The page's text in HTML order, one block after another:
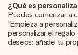
¿Qué es
Puedes comenzar a
'Empieza a
personalizar el
deseos: añade tu